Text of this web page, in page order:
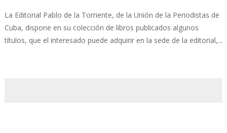
La Editorial Pablo de la Torriente, de la Unión de la Periodistas de
Cuba, dispone en su colección de libros publicados algunos
títulos, que el interesado puede adquirir en la sede de la editorial,...